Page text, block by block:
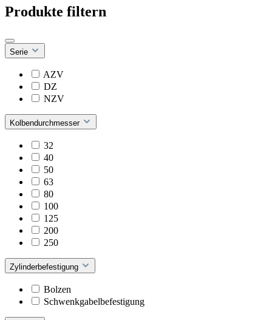
Produkte filtern
Serie
AZV
DZ
NZV
Kolbendurchmesser
32
40
50
63
80
100
125
200
250
Zylinderbefestigung
Bolzen
Schwenkgabelbefestigung